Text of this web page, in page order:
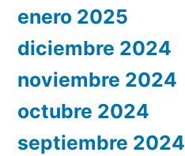
enero 2025
diciembre 2024
noviembre 2024
octubre 2024
septiembre 2024